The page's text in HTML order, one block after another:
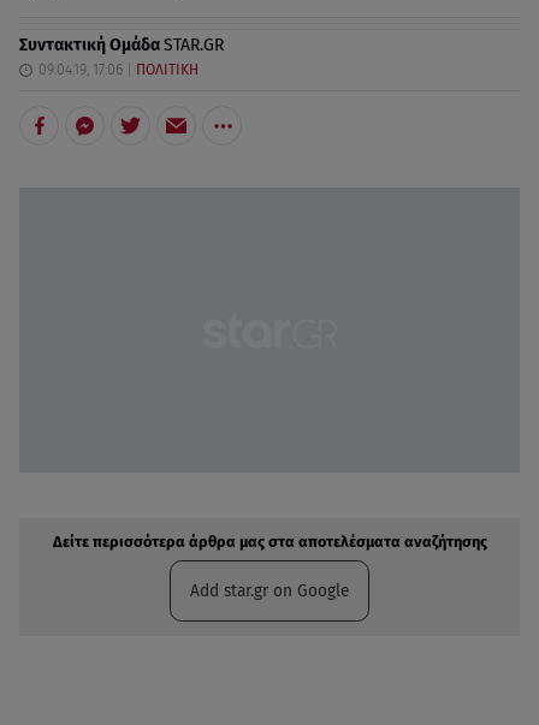
Συντακτική ΟμάδαSTAR.GR
09.04.19, 17:06 ΠΟΛΙΤΙΚΗ
Δείτε περισσότερα άρθρα μας στα αποτελέσματα αναζήτησης
Add star.gr on Google